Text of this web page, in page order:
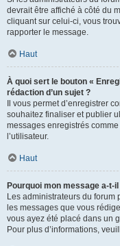
devrait être affiché à côté du
cliquant sur celui-ci, vous
rapporter le message.
Haut
À quoi sert le bouton «
rédaction d’un sujet ?
Il vous permet d’enregistrer
souhaitez finaliser et publier
messages enregistrés
l’utilisateur.
Haut
Pourquoi mon message a-t-
Les administrateurs du
les messages que vous
vous ayez été placé dans un
Pour plus d’informations,